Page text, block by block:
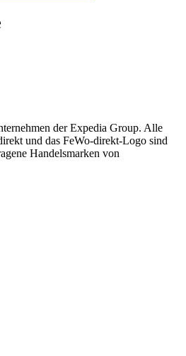
der Expedia Group. Alle
und das FeWo-direkt-Logo sind
Handelsmarken von